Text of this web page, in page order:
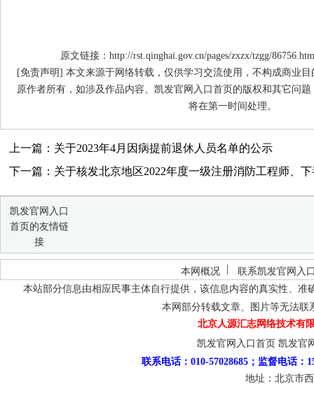
原文链接：http://rst.qinghai.gov.cn/pages/zxzx/tzgg/
[免责声明] 本文来源于网络转载，仅供学习交流使用，不构成商业
原作者所有，如涉及作品内容、凯发官网入口首页的版权和其它问
将在第一时间处理。
上一篇：关于2023年4月因病提前退休人员名单的公示
下一篇：关于核发北京地区2022年度一级注册消防工程师、
凯发官网入口
首页的友情链
接
本网概况
联系凯发官网入
本站部分信息由相应民事主体自行提供，该信息内容的真实性、准
本网部分转载文章、图片等无法
北京人源汇志网络技术有
凯发官网入口首页 凯发官
联系电话：010-57028685；监督电话：
地址：北京市